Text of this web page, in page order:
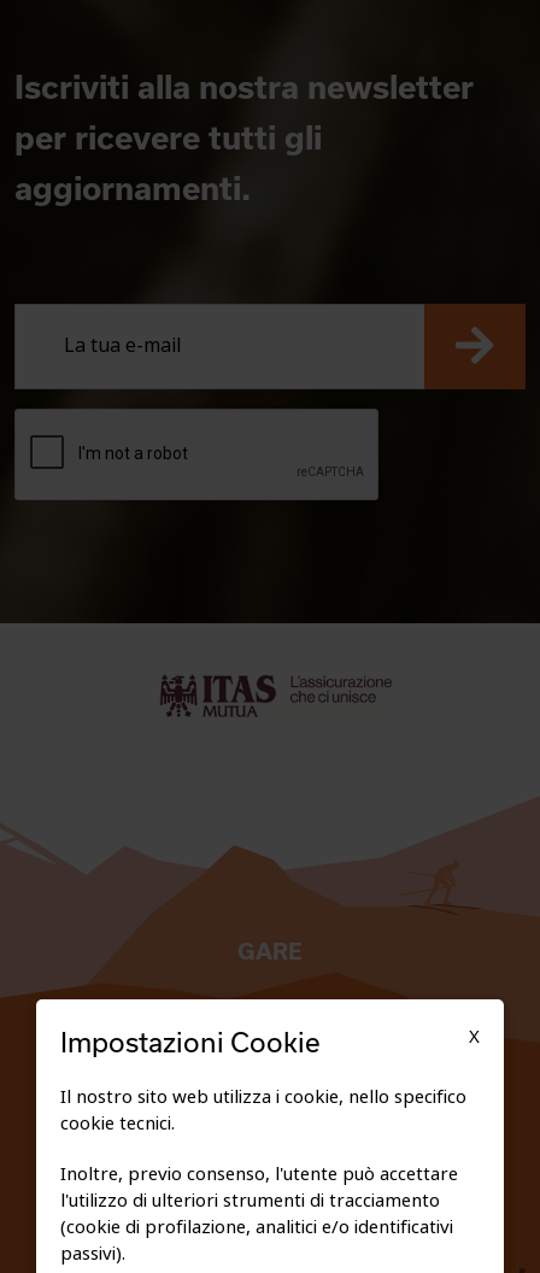
Iscriviti alla nostra newsletter
per ricevere tutti gli
aggiornamenti.
GARE
PRIVACY E COOKIE POLICY
X
Impostazioni Cookie
Il nostro sito web utilizza i cookie, nello specifico
cookie tecnici.
Inoltre, previo consenso, l'utente può accettare
l'utilizzo di ulteriori strumenti di tracciamento
(cookie di profilazione, analitici e/o identificativi
passivi).